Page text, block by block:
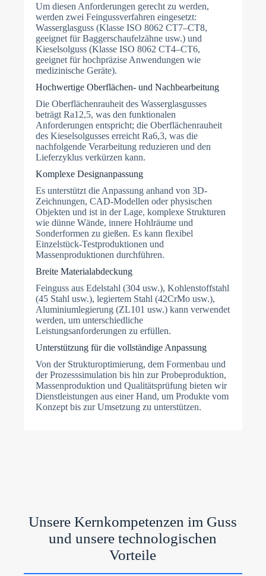
Um diesen Anforderungen gerecht zu werden,
werden zwei Feingussverfahren eingesetzt:
Wasserglasguss (Klasse ISO 8062 CT7–CT8,
geeignet für Baggerschaufelzähne usw.) und
Kieselsolguss (Klasse ISO 8062 CT4–CT6,
geeignet für hochpräzise Anwendungen wie
medizinische Geräte).
Hochwertige Oberflächen- und Nachbearbeitung
Die Oberflächenrauheit des Wasserglasgusses
beträgt Ra12,5, was den funktionalen
Anforderungen entspricht; die Oberflächenrauheit
des Kieselsolgusses erreicht Ra6,3, was die
nachfolgende Verarbeitung reduzieren und den
Lieferzyklus verkürzen kann.
Komplexe Designanpassung
Es unterstützt die Anpassung anhand von 3D-
Zeichnungen, CAD-Modellen oder physischen
Objekten und ist in der Lage, komplexe Strukturen
wie dünne Wände, innere Hohlräume und
Sonderformen zu gießen. Es kann flexibel
Einzelstück-Testproduktionen und
Massenproduktionen durchführen.
Breite Materialabdeckung
Feinguss aus Edelstahl (304 usw.), Kohlenstoffstahl
(45 Stahl usw.), legiertem Stahl (42CrMo usw.),
Aluminiumlegierung (ZL101 usw.) kann verwendet
werden, um unterschiedliche
Leistungsanforderungen zu erfüllen.
Unterstützung für die vollständige Anpassung
Von der Strukturoptimierung, dem Formenbau und
der Prozesssimulation bis hin zur Probeproduktion,
Massenproduktion und Qualitätsprüfung bieten wir
Dienstleistungen aus einer Hand, um Produkte vom
Konzept bis zur Umsetzung zu unterstützen.
Unsere Kernkompetenzen im Guss
und unsere technologischen
Vorteile